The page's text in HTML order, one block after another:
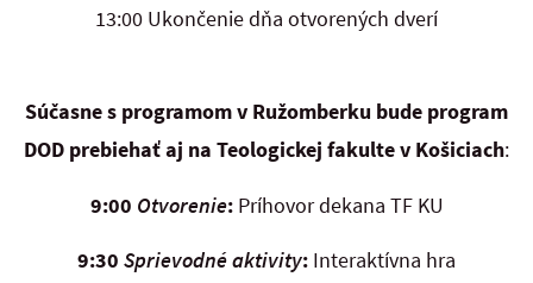
13:00 Ukončenie dňa otvorených dverí
Súčasne s programom v Ružomberku bude program
DOD prebiehať aj na Teologickej fakultev Košiciach:
9:00 Otvorenie: Príhovor dekana TF KU
9:30 Sprievodné aktivity: Interaktívna hra